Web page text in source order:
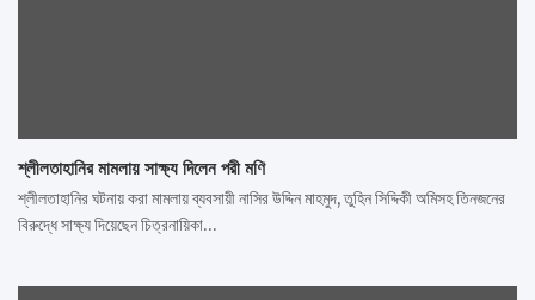
শ্লীলতাহানির মামলায় সাক্ষ্য দিলেন পরী মণি
শ্লীলতাহানির ঘটনায় করা মামলায় ব্যবসায়ী নাসির উদ্দিন মাহমুদ, তুহিন সিদ্দিকী অমিসহ তিনজনের
বিরুদ্ধে সাক্ষ্য দিয়েছেন চিত্রনায়িকা…